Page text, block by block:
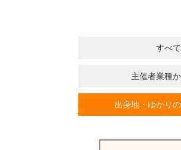
すべ
主催者業種
出身地・ゆかり